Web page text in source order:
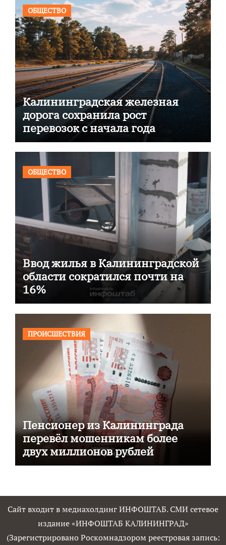
ОБЩЕСТВО
Калининградская железная
дорога сохранила рост
перевозок с начала года
ОБЩЕСТВО
Ввод жилья в Калининградской
области сократился почти на
16%
ПРОИСШЕСТВИЯ
Пенсионер из Калининграда
перевёл мошенникам более
двух миллионов рублей
Сайт входит в медиахолдинг ИНФОШТАБ. СМИ сетевое
издание «ИНФОШТАБ КАЛИНИНГРАД»
(Зарегистрировано Роскомнадзором реестровая запись: